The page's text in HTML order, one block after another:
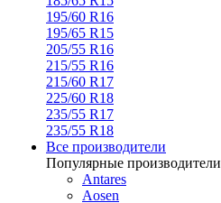
195/60 R16
195/65 R15
205/55 R16
215/55 R16
215/60 R17
225/60 R18
235/55 R17
235/55 R18
Все производители
Популярные производители
Antares
Aosen